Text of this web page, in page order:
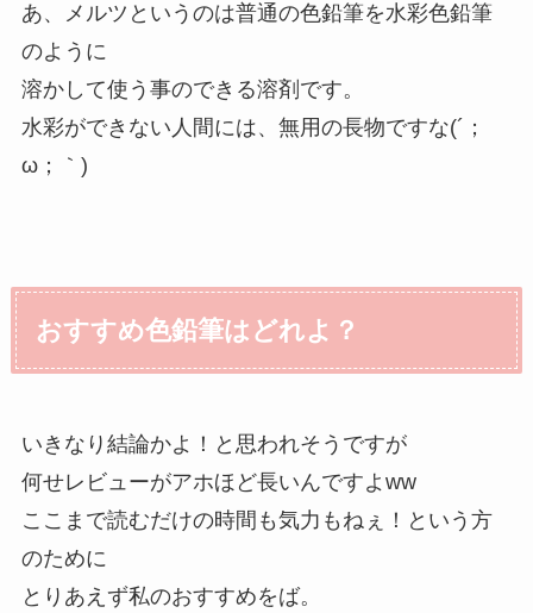
あ、メルツというのは普通の色鉛筆を水彩色鉛筆
のように
溶かして使う事のできる溶剤です。
水彩ができない人間には、無用の長物ですな(´；
ω；｀)
おすすめ色鉛筆はどれよ？
いきなり結論かよ！と思われそうですが
何せレビューがアホほど長いんですよww
ここまで読むだけの時間も気力もねぇ！という方
のために
とりあえず私のおすすめをば。